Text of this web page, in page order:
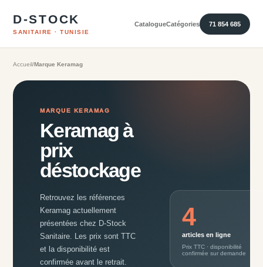
D-STOCK
SANITAIRE · TUNISIE
CatalogueCatégories 71 854 685
Accueil/Marque Keramag
MARQUE KERAMAG
Keramag à
prix
déstockage
Retrouvez les références
Keramag actuellement
présentées chez D-Stock
Sanitaire. Les prix sont TTC
et la disponibilité est
confirmée avant le retrait.
4
articles en ligne
Prix TTC · disponibilité
confirmée sur demande